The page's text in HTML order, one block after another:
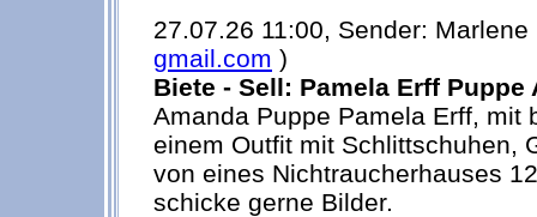
27.07.26 11:00, Sender:
gmail.com )
Biete - Sell: Pamela Erff Puppe
Amanda Puppe Pamela Erff, mit
einem Outfit mit Schlittschuhen,
von eines Nichtraucherhauses
schicke gerne Bilder.